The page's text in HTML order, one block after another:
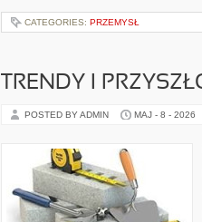
CATEGORIES: PRZEMYSŁ
TRENDY I
POSTED BY ADMIN MAJ - 8 - 2026